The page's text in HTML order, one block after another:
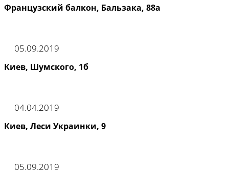
Французский балкон, Бальзака, 88а
05.09.2019
Киев, Шумского, 1б
04.04.2019
Киев, Леси Украинки, 9
05.09.2019